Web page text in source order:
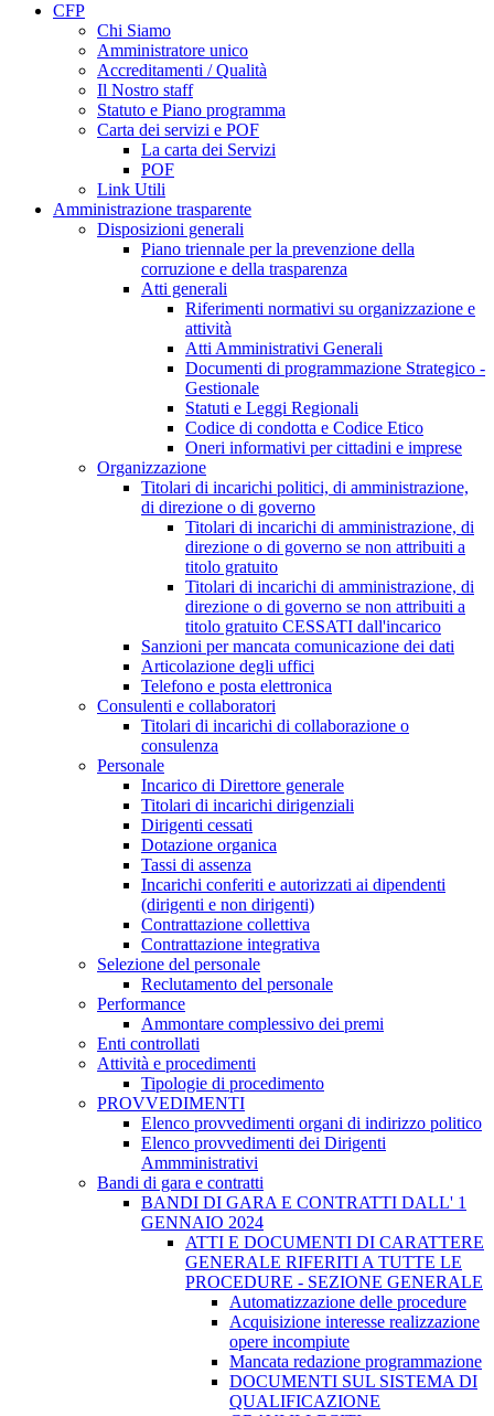
CFP
Chi Siamo
Amministratore unico
Accreditamenti / Qualità
Il Nostro staff
Statuto e Piano programma
Carta dei servizi e POF
La carta dei Servizi
POF
Link Utili
Amministrazione trasparente
Disposizioni generali
Piano triennale per la prevenzione della
corruzione e della trasparenza
Atti generali
Riferimenti normativi su organizzazione e
attività
Atti Amministrativi Generali
Documenti di programmazione Strategico -
Gestionale
Statuti e Leggi Regionali
Codice di condotta e Codice Etico
Oneri informativi per cittadini e imprese
Organizzazione
Titolari di incarichi politici, di amministrazione,
di direzione o di governo
Titolari di incarichi di amministrazione, di
direzione o di governo se non attribuiti a
titolo gratuito
Titolari di incarichi di amministrazione, di
direzione o di governo se non attribuiti a
titolo gratuito CESSATI dall'incarico
Sanzioni per mancata comunicazione dei dati
Articolazione degli uffici
Telefono e posta elettronica
Consulenti e collaboratori
Titolari di incarichi di collaborazione o
consulenza
Personale
Incarico di Direttore generale
Titolari di incarichi dirigenziali
Dirigenti cessati
Dotazione organica
Tassi di assenza
Incarichi conferiti e autorizzati ai dipendenti
(dirigenti e non dirigenti)
Contrattazione collettiva
Contrattazione integrativa
Selezione del personale
Reclutamento del personale
Performance
Ammontare complessivo dei premi
Enti controllati
Attività e procedimenti
Tipologie di procedimento
PROVVEDIMENTI
Elenco provvedimenti organi di indirizzo politico
Elenco provvedimenti dei Dirigenti
Ammministrativi
Bandi di gara e contratti
BANDI DI GARA E CONTRATTI DALL' 1
GENNAIO 2024
ATTI E DOCUMENTI DI CARATTERE
GENERALE RIFERITI A TUTTE LE
PROCEDURE - SEZIONE GENERALE
Automatizzazione delle procedure
Acquisizione interesse realizzazione
opere incompiute
Mancata redazione programmazione
DOCUMENTI SUL SISTEMA DI
QUALIFICAZIONE